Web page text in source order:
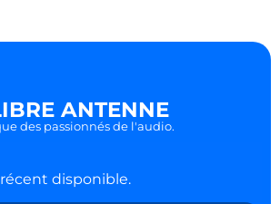
ANTENNE
des passionnés de l'audio.
disponible.